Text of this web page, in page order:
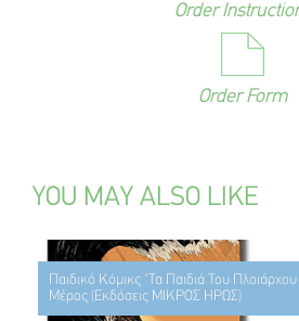
Order
Order Form
YOU MAY ALSO LIKE
Παιδικό Κόμικς "Τα Παιδιά Του
Μέρος (Εκδόσεις ΜΙΚΡΟΣ ΗΡΩΣ)